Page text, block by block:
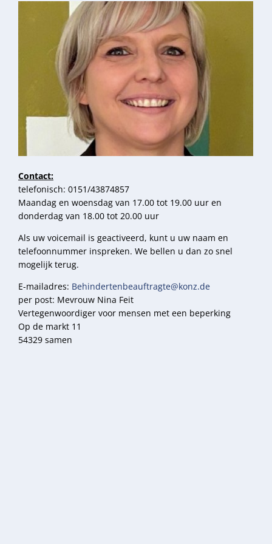
Contact:
telefonisch: 0151/43874857
Maandag en woensdag van 17.00 tot 19.00 uur en
donderdag van 18.00 tot 20.00 uur
Als uw voicemail is geactiveerd, kunt u uw naam en
telefoonnummer inspreken. We bellen u dan zo snel
mogelijk terug.
E-mailadres: Behindertenbeauftragte@konz.de
per post: Mevrouw Nina Feit
Vertegenwoordiger voor mensen met een beperking
Op de markt 11
54329 samen